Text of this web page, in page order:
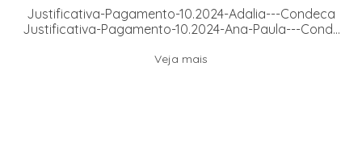
Justificativa-Pagamento-10.2024-Adalia---Condeca
Justificativa-Pagamento-10.2024-Ana-Paula---Cond...
Veja mais